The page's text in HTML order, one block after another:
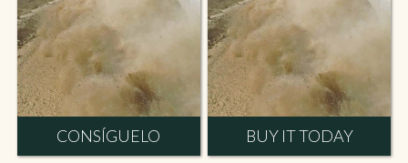
CONSÍGUELO BUY IT TODAY